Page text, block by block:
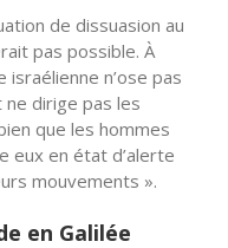
de dissuasion au
pas possible. À
n’ose pas
dirige pas les
que les hommes
eux en état d’alerte
mouvements ».
en Galilée